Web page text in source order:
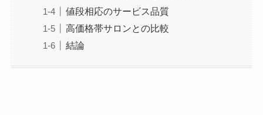
値段相応のサービス品質
高価格帯サロンとの比較
結論